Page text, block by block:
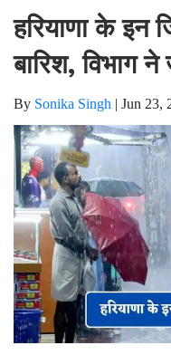
हरियाणा के इन
बारिश, विभाग ने
By Sonika Singh | Jun 23,